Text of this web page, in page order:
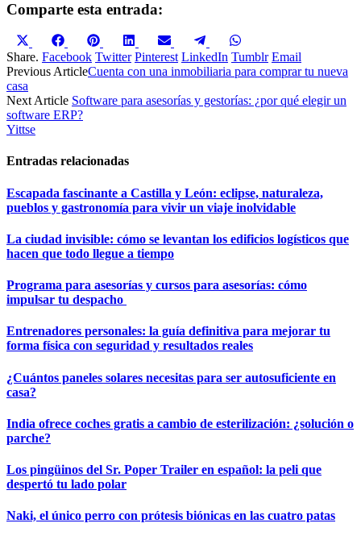
Comparte esta entrada:
Compartir
en
X
Compartir
en
Facebook
Compartir
en
Pinterest
Compartir
en
LinkedIn
Compartir
en
Email
Compartir
en
Telegram
en
WhatsApp
Share. Facebook Twitter Pinterest LinkedIn Tumblr Email
Previous ArticleCuenta con una inmobiliaria para comprar tu nueva
casa
Next Article Software para asesorías y gestorías: ¿por qué elegir un
software ERP?
Yittse
Entradas relacionadas
Escapada fascinante a Castilla y León: eclipse, naturaleza,
pueblos y gastronomía para vivir un viaje inolvidable
La ciudad invisible: cómo se levantan los edificios logísticos que
hacen que todo llegue a tiempo
Programa para asesorías y cursos para asesorías: cómo
impulsar tu despacho
Entrenadores personales: la guía definitiva para mejorar tu
forma física con seguridad y resultados reales
¿Cuántos paneles solares necesitas para ser autosuficiente en
casa?
India ofrece coches gratis a cambio de esterilización: ¿solución o
parche?
Los pingüinos del Sr. Poper Trailer en español: la peli que
despertó tu lado polar
Naki, el único perro con prótesis biónicas en las cuatro patas